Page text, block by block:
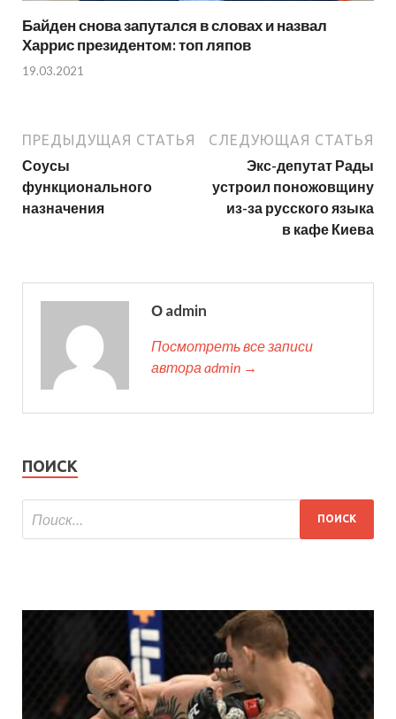
Байден снова запутался в словах и назвал
Харрис президентом: топ ляпов
19.03.2021
ПРЕДЫДУЩАЯ СТАТЬЯ
Соусы
функционального
назначения
СЛЕДУЮЩАЯ СТАТЬЯ
Экс-депутат Рады
устроил поножовщину
из-за русского языка
в кафе Киева
О admin
Посмотреть все записи
автора admin →
ПОИСК